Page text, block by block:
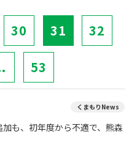
30 31 32
53
くまもりNews
も、初年度から不適で、熊森